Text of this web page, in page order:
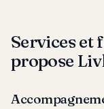
Services et
propose